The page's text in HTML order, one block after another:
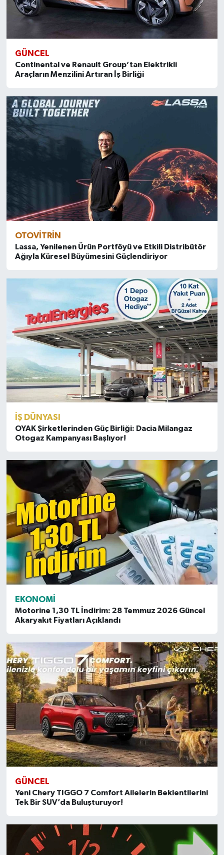
GÜNCEL
Continental ve Renault Group’tan Elektrikli
Araçların Menzilini Artıran İş Birliği
OTOVITRIN
Lassa, Yenilenen Ürün Portföyü ve Etkili Distribütör
Ağıyla Küresel Büyümesini Güçlendiriyor
İŞ DÜNYASI
OYAK Şirketlerinden Güç Birliği: Dacia Milangaz
Otogaz Kampanyası Başlıyor!
EKONOMI
Motorine 1,30 TL İndirim: 28 Temmuz 2026 Güncel
Akaryakıt Fiyatları Açıklandı
GÜNCEL
Yeni Chery TIGGO 7 Comfort Ailelerin Beklentilerini
Tek Bir SUV’da Buluşturuyor!